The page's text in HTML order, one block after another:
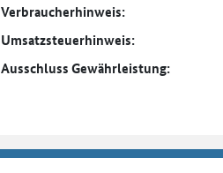
Verbraucher­hinweis:
Umsatzsteuer­hinweis:
Ausschluss Gewährleistung: